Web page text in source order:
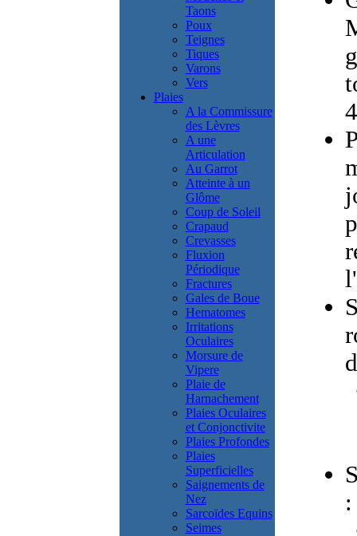
Taons
Poux
Teignes
Tiques
Varons
Vers
Plaies
A la Commissure
des Lèvres
A une
Articulation
Au Garrot
Atteinte à un
Glôme
Coup de Soleil
Crapaud
Crevasses
Fluxion
Périodique
Fractures
Gales de Boue
Hematomes
Irritations
Oculaires
Morsure de
Vipere
Plaie de
Harnachement
Plaies Oculaires
et Conjonctivite
Plaies Profondes
Plaies
Superficielles
Saignements de
Nez
Sarcoïdes Equins
Seimes
: